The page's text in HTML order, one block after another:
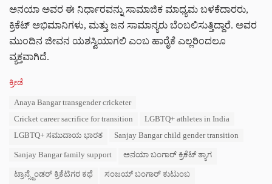
ಅನಯಾ ಅವರ ಈ ನಿರ್ಧಾರವನ್ನು ಸಾಮಾಜಿಕ ಮಾಧ್ಯಮ ಬಳಕೆದಾರರು,
ಕ್ರಿಕೆಟ್ ಅಭಿಮಾನಿಗಳು, ಮತ್ತು ಜನ ಸಾಮಾನ್ಯರು ಬೆಂಬಲಿಸುತ್ತಿದ್ದಾರೆ. ಅವರ
ಮುಂದಿನ ಜೀವನ ಯಶಸ್ವಿಯಾಗಲಿ ಎಂಬ ಹಾರೈಕೆ ಎಲ್ಲರಿಂದಲೂ
ವ್ಯಕ್ತವಾಗಿದೆ.
C
ಕ್ರೀಡೆ
Anaya Bangar transgender cricketer
Cricket career sacrifice for transition
LGBTQ+ athletes in India
LGBTQ+ ಸಮುದಾಯ ಭಾರತ
Sanjay Bangar child gender transition
Sanjay Bangar family support ಅನಯಾ ಬಂಗಾರ್ ಕ್ರಿಕೆಟ್ ತ್ಯಾಗ
ಟ್ರಾನ್ಸ್ಜೆಂಡರ್ ಕ್ರಿಕೆಟಿಗರ ಕಥೆ ಸಂಜಯ್ ಬಂಗಾರ್ ಕುಟುಂಬ